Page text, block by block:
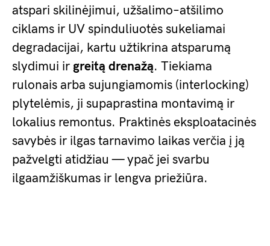
atspari skilinėjimui, užšalimo–atšilimo
ciklams ir UV spinduliuotės sukeliamai
degradacijai, kartu užtikrina atsparumą
slydimui ir greitą drenažą. Tiekiama
rulonais arba sujungiamomis (interlocking)
plytelėmis, ji supaprastina montavimą ir
lokalius remontus. Praktinės eksploatacinės
savybės ir ilgas tarnavimo laikas verčia į ją
pažvelgti atidžiau — ypač jei svarbu
ilgaamžiškumas ir lengva priežiūra.